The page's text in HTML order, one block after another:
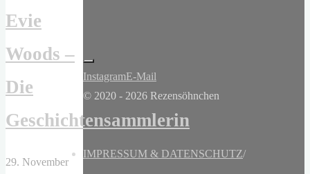
Evie
Woods –
Die
Geschichtensammlerin
29. November
InstagramE-Mail
© 2020 - 2026 Rezensöhnchen
IMPRESSUM & DATENSCHUTZ/